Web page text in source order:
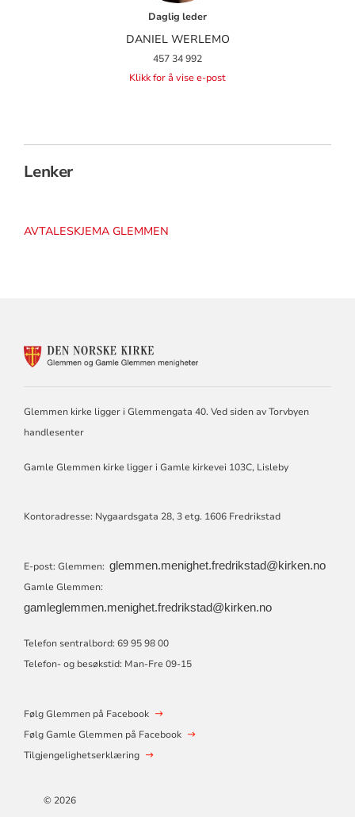
Daglig leder
DANIEL WERLEMO
457 34 992
Klikk for å vise e-post
Lenker
AVTALESKJEMA GLEMMEN
FOR
GAMLE
Glemmen kirke ligger i Glemmengata 40. Ved siden av Torvbyen
handlesenter
Gamle Glemmen kirke ligger i Gamle kirkevei 103C, Lisleby
Kontoradresse: Nygaardsgata 28, 3 etg. 1606 Fredrikstad
E-post: Glemmen: glemmen.menighet.fredrikstad@kirken.no
Gamle Glemmen:
gamleglemmen.menighet.fredrikstad@kirken.no
Telefon sentralbord: 69 95 98 00
Telefon- og besøkstid: Man-Fre 09-15
Følg Glemmen på Facebook
Følg Gamle Glemmen på Facebook
Tilgjengelighetserklæring
© 2026